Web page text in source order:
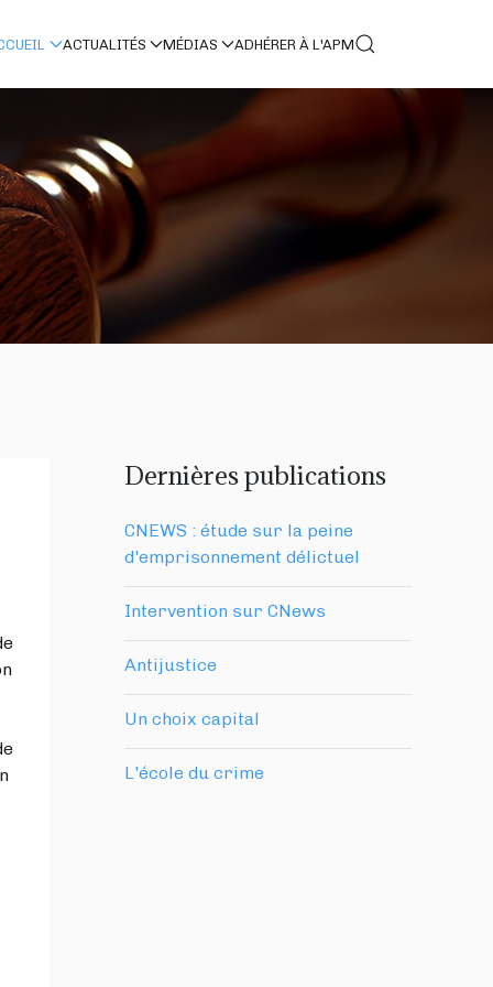
ACTUALITÉS MÉDIAS ADHÉRER À L'APM
Dernières publications
CNEWS : étude sur la peine
d'emprisonnement délictuel
Intervention sur CNews
Antijustice
Un choix capital
L'école du crime